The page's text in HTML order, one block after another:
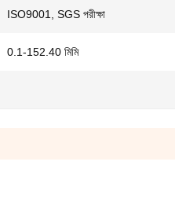
ISO9001, SGS পরীক্ষা
0.1-152.40 মিমি